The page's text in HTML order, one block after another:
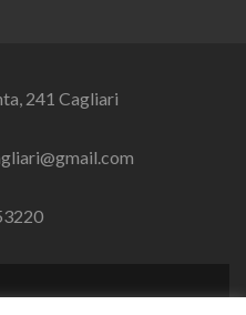
241 Cagliari